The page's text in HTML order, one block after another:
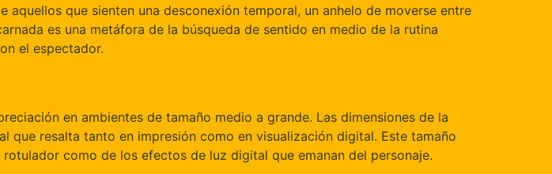
que sienten una desconexión temporal, un anhelo de moverse entre
es una metáfora de la búsqueda de sentido en medio de la rutina
el espectador.
en ambientes de tamaño medio a grande. Las dimensiones de la
resalta tanto en impresión como en visualización digital. Este tamaño
como de los efectos de luz digital que emanan del personaje.